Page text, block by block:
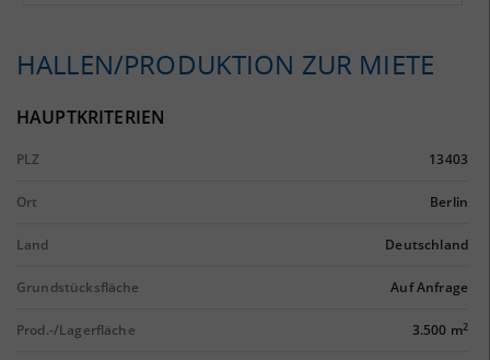
HALLEN/PRODUKTION ZUR MIETE
HAUPTKRITERIEN
PLZ 13403
Ort Berlin
Land Deutschland
Grundstücksfläche Auf Anfrage
Prod.-/Lagerfläche 3.500 m2